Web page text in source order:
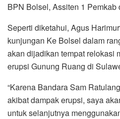
BPN Bolsel, Assiten 1
Seperti diketahui, Agus
kunjungan Ke Bolsel dalam
akan dijadikan tempat relokasi
erupsi Gunung Ruang di
“Karena Bandara Sam
akibat dampak erupsi, saya
untuk selanjutnya